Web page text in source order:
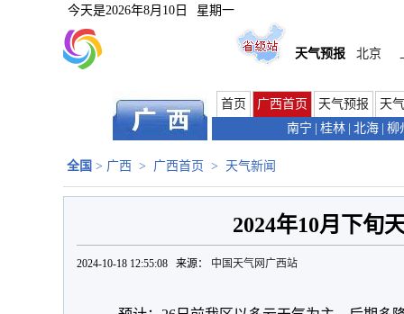
今天是2026年8月10日 星期一
天气预报 北京
首页 广西首页 天气预报
天
南宁
桂林 北海 柳
全国 > 广西 > 广西首页 > 天气新闻
2024年10月下旬
2024-10-18 12:55:08 来源： 中国天气网广西站